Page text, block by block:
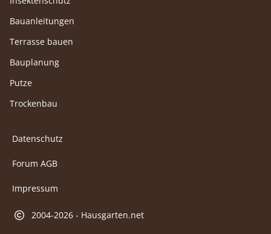
Bauanleitungen
Terrasse bauen
Bauplanung
Putze
Trockenbau
Datenschutz
Forum AGB
Impressum
2004-2026 - Hausgarten.net